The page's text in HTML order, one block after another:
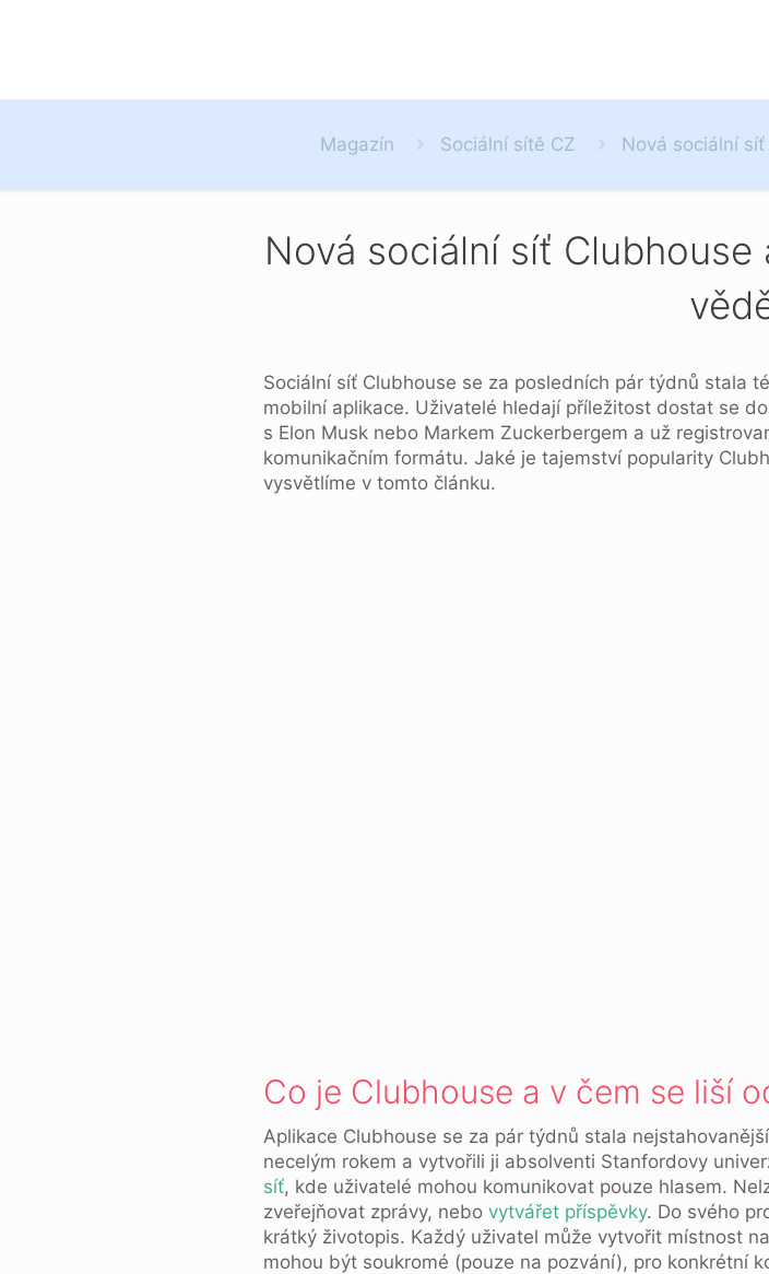
Magazín Sociální sítě CZ Nová sociální
Nová sociální síť
Sociální síť Clubhouse se za posledních pár týdnů stala
mobilní aplikace. Uživatelé hledají příležitost dostat se
s Elon Musk nebo Markem Zuckerbergem a už
komunikačním formátu. Jaké je tajemství popularity
vysvětlíme v tomto článku.
Co je Clubhouse a v čem se liší
Aplikace Clubhouse se za pár týdnů stala
necelým rokem a vytvořili ji absolventi Stanfordovy
síť, kde uživatelé mohou komunikovat pouze hlasem.
zveřejňovat zprávy, nebo vytvářet příspěvky. Do svého
krátký životopis. Každý uživatel může vytvořit místnost
mohou být soukromé (pouze na pozvání), pro konkrétní